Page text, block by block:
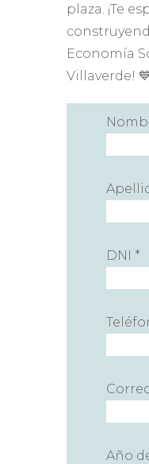
plaza. ¡Te
Economía
Villaverde!
DNI *
Año